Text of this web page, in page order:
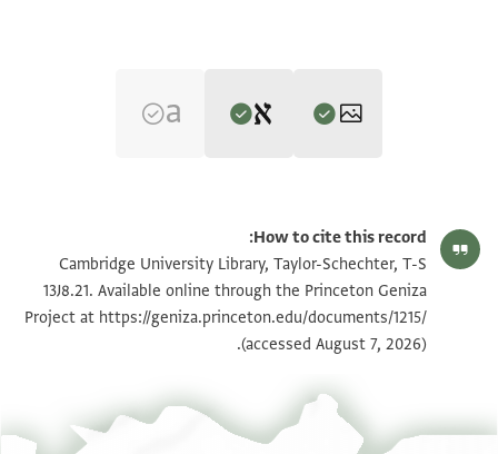
S. D. Goitein's unpublished edition (1950–85).
השטרות [
ליצירה [
] איך בא [אברהם בן
שמו[אל ] סעדאן בן סעיד [
... ... ..... אני מודה לפניכם [
....תי וקיבלתי ונשתלמתי כל מה שה[יה
T-S 13J8.21 1v تكبير و تدوير
بيان أذونات الصورة
How to cite this record:
Cambridge University Library, Taylor-Schechter, T-S
13J8.21. Available online through the Princeton Geniza
Project athttps://geniza.princeton.edu/documents/1215/
(accessed August 7, 2026).